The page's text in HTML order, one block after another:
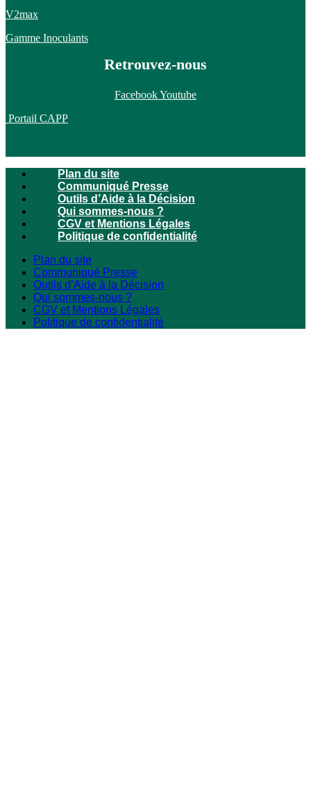
V2max
Gamme Inoculants
Retrouvez-nous
FacebookYoutube
Portail CAPP
Plan du site
Communiqué Presse
Outils d’Aide à la Décision
Qui sommes-nous ?
CGV et Mentions Légales
Politique de confidentialité
Plan du site
Communiqué Presse
Outils d’Aide à la Décision
Qui sommes-nous ?
CGV et Mentions Légales
Politique de confidentialité